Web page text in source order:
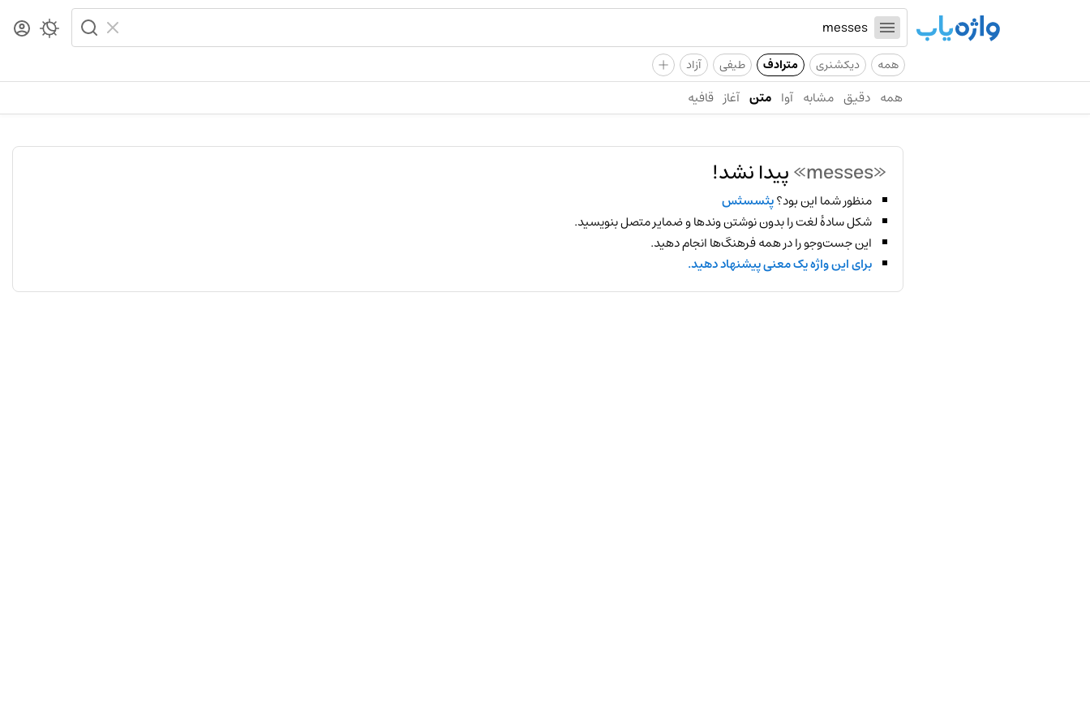
همه دیکشنری مترادف طیفی آزاد +
همه دقیق مشابه آوا متن آغاز قافیه
«messes» پیدا نشد!
منظور شما این بود؟پثسسثس
شکل سادهٔ لغت را بدون نوشتن وندها و ضمایر متصل بنویسید.
این جست‌وجو را در همه فرهنگ‌ها انجام دهید.
برای این واژه یک معنی پیشنهاد دهید.